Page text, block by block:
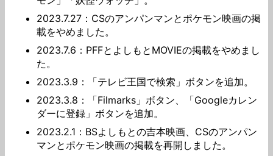
2023.7.27：CSのアンパンマンとポケモン映画の掲
載をやめました。
2023.7.6：PFFとよしもとMOVIEの掲載をやめまし
た。
2023.3.9：「テレビ王国で検索」ボタンを追加。
2023.3.8：「Filmarks」ボタン、「Googleカレン
ダーに登録」ボタンを追加。
2023.2.1：BSよしもとの吉本映画、CSのアンパン
マンとポケモン映画の掲載を再開しました。